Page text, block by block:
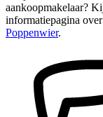
aankoopmakelaar?
informatiepagina over
Poppenwier.